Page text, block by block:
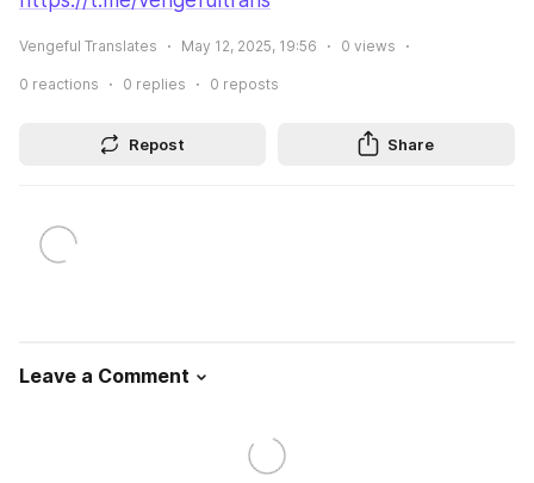
Vengeful Translates May 12, 2025, 19:56 0 views
0 reactions 0 replies 0 reposts
Repost Share
Leave a Comment